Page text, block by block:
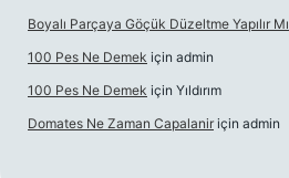
Boyalı Parçaya Göçük Düzeltme Yapılır Mı
100 Pes Ne Demek için admin
100 Pes Ne Demek için Yıldırım
Domates Ne Zaman Capalanir için admin